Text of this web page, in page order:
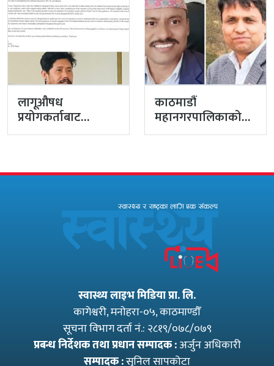
लागूऔषध
प्रयोगकर्ताबाट
सीसीएम उपाध्यक्ष
अध्यक्ष…
काठमाडौं
महानगरपालिकाको
प्रमुख प्रशासकीय
अख्तियारबाट ‘आउट’
स्वास्थ्य लाइभ मिडिया प्रा. लि.
कागेश्वरी, मनाेहरा-०५, काठमाण्डौँ
सूचना विभाग दर्ता नं.: २८१९/०७८/०७९
प्रबन्ध निर्देशक तथा प्रधान सम्पादक :अर्जुन अधिकारी
सम्पादक :सुनिल सापकोटा